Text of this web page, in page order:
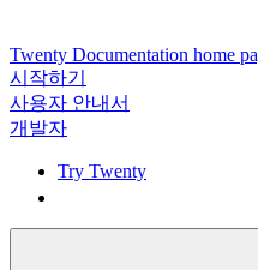
Twenty Documentation home
시작하기
사용자 안내서
개발자
Try Twenty